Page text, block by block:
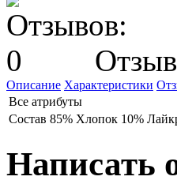
Описание Характеристики
Все атрибуты
Состав 85% Хлопок 10%
Написать